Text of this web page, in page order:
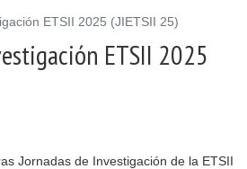
ETSII 2025 (JIETSII 25)
ETSII 2025
Jornadas de Investigación de la ETSII